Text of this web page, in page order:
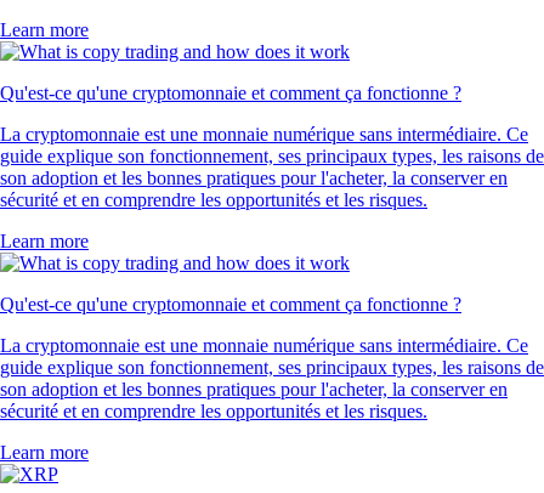
Learn more
Qu'est-ce qu'une cryptomonnaie et comment ça fonctionne ?
La cryptomonnaie est une monnaie numérique sans intermédiaire. Ce
guide explique son fonctionnement, ses principaux types, les raisons de
son adoption et les bonnes pratiques pour l'acheter, la conserver en
sécurité et en comprendre les opportunités et les risques.
Learn more
Qu'est-ce qu'une cryptomonnaie et comment ça fonctionne ?
La cryptomonnaie est une monnaie numérique sans intermédiaire. Ce
guide explique son fonctionnement, ses principaux types, les raisons de
son adoption et les bonnes pratiques pour l'acheter, la conserver en
sécurité et en comprendre les opportunités et les risques.
Learn more